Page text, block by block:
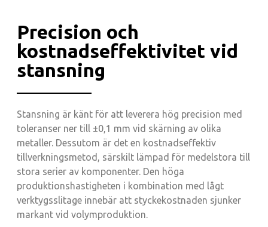
Precision och
kostnadseffektivitet vid
stansning
Stansning är känt för att leverera hög precision med
toleranser ner till ±0,1 mm vid skärning av olika
metaller. Dessutom är det en kostnadseffektiv
tillverkningsmetod, särskilt lämpad för medelstora till
stora serier av komponenter. Den höga
produktionshastigheten i kombination med lågt
verktygsslitage innebär att styckekostnaden sjunker
markant vid volymproduktion.